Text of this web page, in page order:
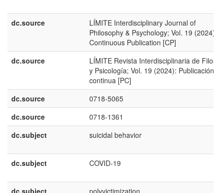
dc.source
LÍMITE Interdisciplinary Journal of
Philosophy & Psychology; Vol. 19 (2024):
Continuous Publication [CP]
dc.source
LÍMITE Revista Interdisciplinaria de
y Psicología; Vol. 19 (2024): Publicación
continua [PC]
dc.source
0718-5065
dc.source
0718-1361
dc.subject
suicidal behavior
dc.subject COVID-19
dc.subject polyvictimization